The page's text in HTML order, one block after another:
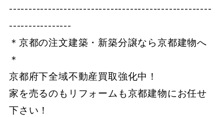
----------------------------------------------------
----------------
＊京都の注文建築・新築分譲なら京都建物へ
＊
京都府下全域不動産買取強化中！
家を売るのもリフォームも京都建物にお任せ
下さい！